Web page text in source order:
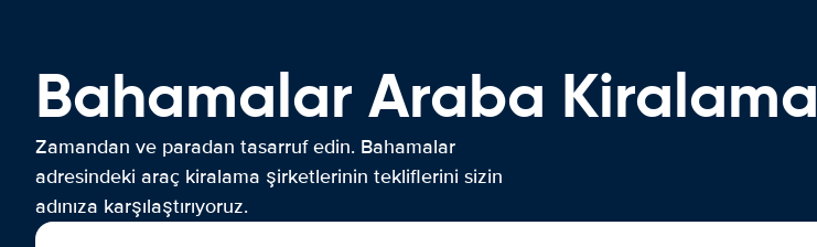
Bahamalar Araba Kiralama
Zamandan ve paradan tasarruf edin. Bahamalar
adresindeki araç kiralama şirketlerinin tekliflerini sizin
adınıza karşılaştırıyoruz.